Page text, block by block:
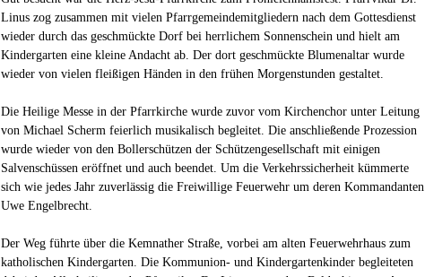
Linus zog zusammen mit vielen Pfarrgemeindemitgliedern nach dem Gottesdienst
wieder durch das geschmückte Dorf bei herrlichem Sonnenschein und hielt am
Kindergarten eine kleine Andacht ab. Der dort geschmückte Blumenaltar wurde
wieder von vielen fleißigen Händen in den frühen Morgenstunden gestaltet.
Die Heilige Messe in der Pfarrkirche wurde zuvor vom Kirchenchor unter Leitung
von Michael Scherm feierlich musikalisch begleitet. Die anschließende Prozession
wurde wieder von den Bollerschützen der Schützengesellschaft mit einigen
Salvenschüssen eröffnet und auch beendet. Um die Verkehrssicherheit kümmerte
sich wie jedes Jahr zuverlässig die Freiwillige Feuerwehr um deren Kommandanten
Uwe Engelbrecht.
Der Weg führte über die Kemnather Straße, vorbei am alten Feuerwehrhaus zum
katholischen Kindergarten. Die Kommunion- und Kindergartenkinder begleiteten